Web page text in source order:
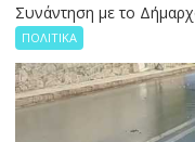
Συνάντηση με το
ΠΟΛΙΤΙΚΑ